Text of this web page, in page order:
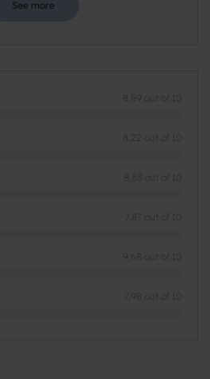
See more
8,89 out of 10
8,22 out of 10
8,83 out of 10
7,87 out of 10
9,68 out of 10
7,98 out of 10